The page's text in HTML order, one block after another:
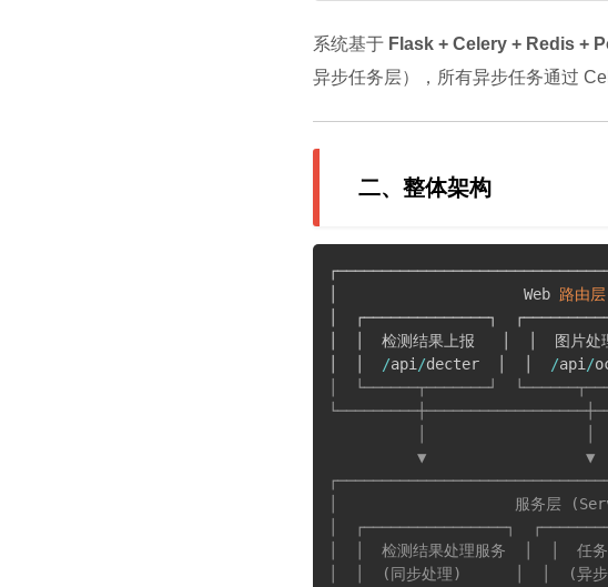
系统基于 Flask + Celery + Redis +
异步任务层），所有异步任务通过
二、整体架构
│                     Web 路由层
│  ┌──────────────┐
│  │  检测结果上报   │  │  图片
/api/decter  │  │ /api/
│  └──────┬───────┘
▼                  ▼
│                    服务层
│  ┌────────────────┐
│  │  检测结果处理服务  │  │
│  │  (同步处理)      │  │  (异